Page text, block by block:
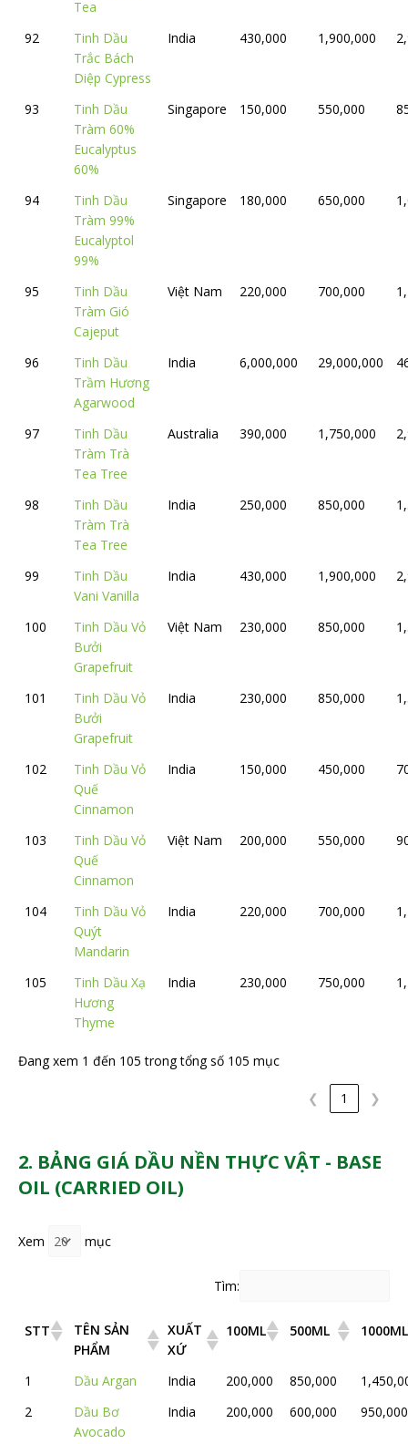
Tea
92
Tinh Dầu
Trắc Bách
Diệp Cypress
India 430,000 1,900,000
93
Tinh Dầu
Tràm 60%
Eucalyptus
60%
Singapore 150,000 550,000
94
Tinh Dầu
Tràm 99%
Eucalyptol
99%
Singapore 180,000 650,000
95
Tinh Dầu
Tràm Gió
Cajeput
Việt Nam 220,000 700,000
96
Tinh Dầu
Trầm Hương
Agarwood
India 6,000,000 29,000,000
97
Tinh Dầu
Tràm Trà
Tea Tree
Australia 390,000 1,750,000
98
Tinh Dầu
Tràm Trà
Tea Tree
India 250,000 850,000
99
Tinh Dầu
Vani Vanilla
India 430,000 1,900,000
100
Tinh Dầu Vỏ
Bưởi
Grapefruit
Việt Nam 230,000 850,000
101
Tinh Dầu Vỏ
Bưởi
Grapefruit
India 230,000 850,000
102
Tinh Dầu Vỏ
Quế
Cinnamon
India 150,000 450,000
103
Tinh Dầu Vỏ
Quế
Cinnamon
Việt Nam 200,000 550,000
104
Tinh Dầu Vỏ
Quýt
Mandarin
India 220,000 700,000
105
Tinh Dầu Xạ
Hương
Thyme
India 230,000 750,000
Đang xem 1 đến 105 trong tổng số 105 mục
❮ 1 ❯
2. BẢNG GIÁ DẦU NỀN THỰC VẬT - BASE
OIL (CARRIED OIL)
Xem mục
Tìm:
STT
TÊN SẢN
PHẨM
XUẤT
XỨ
100ML 500ML 1000ML
1 Dầu Argan India 200,000 850,000
2
Dầu Bơ
Avocado
India 200,000 600,000 950,000